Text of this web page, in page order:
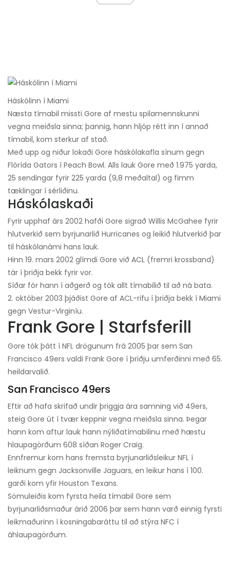
Háskólinn í Miami
Næsta tímabil missti Gore af mestu spilamennskunni
vegna meiðsla sinna; þannig, hann hljóp rétt inn í annað
tímabil, kom sterkur af stað.
Með upp og niður lokaði Gore háskólakafla sínum gegn
Flórída Gators í Peach Bowl. Alls lauk Gore með 1.975 yarda,
25 sendingar fyrir 225 yarda (9,8 meðaltal) og fimm
tæklingar í sérliðinu.
Háskólaskaði
Fyrir upphaf árs 2002 hafði Gore sigrað Willis McGahee fyrir
hlutverkið sem byrjunarlið Hurricanes og leikið hlutverkið þar
til háskólanámi hans lauk.
Hinn 19. mars 2002 glímdi Gore við ACL (fremri krossband)
tár í þriðja bekk fyrir vor.
Síðar fór hann í aðgerð og tók allt tímabilið til að ná bata.
2. október 2003 þjáðist Gore af ACL-rifu í þriðja bekk í Miami
gegn Vestur-Virginíu.
Frank Gore | Starfsferill
Gore tók þátt í NFL drögunum frá 2005 þar sem San
Francisco 49ers valdi Frank Gore í þriðju umferðinni með 65.
heildarvalið.
San Francisco 49ers
Eftir að hafa skrifað undir þriggja ára samning við 49ers,
steig Gore út í tvær keppnir vegna meiðsla sinna. Þegar
hann kom aftur lauk hann nýliðatímabilinu með hæstu
hlaupagörðum 608 síðan Roger Craig.
Ennfremur kom hans fremsta byrjunarliðsleikur NFL í
leiknum gegn Jacksonville Jaguars, en leikur hans í 100.
garði kom yfir Houston Texans.
Sömuleiðis kom fyrsta heila tímabil Gore sem
byrjunarliðsmaður árið 2006 þar sem hann varð einnig fyrsti
leikmaðurinn í kosningabaráttu til að stýra NFC í
áhlaupagörðum.